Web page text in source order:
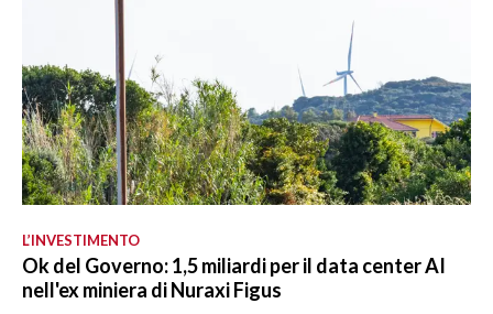
L’INVESTIMENTO
Ok del Governo: 1,5 miliardi per il data center AI
nell'ex miniera di Nuraxi Figus